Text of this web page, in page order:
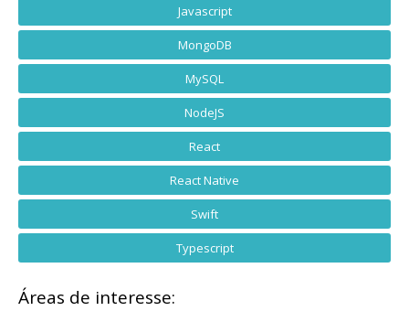
Javascript
MongoDB
MySQL
NodeJS
React
React Native
Swift
Typescript
Áreas de interesse: